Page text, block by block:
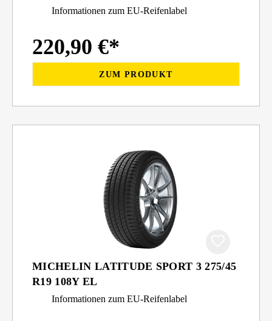
Informationen zum EU-Reifenlabel
220,90 €*
ZUM PRODUKT
MICHELIN LATITUDE SPORT 3 275/45
R19 108Y EL
Informationen zum EU-Reifenlabel